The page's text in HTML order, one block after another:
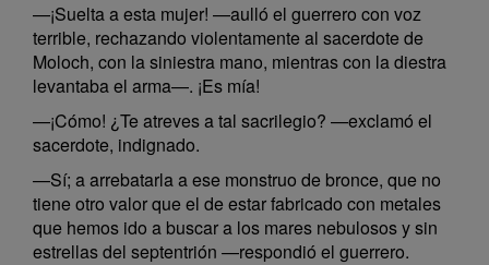
—¡Suelta a esta mujer! —aulló el guerrero con voz
terrible, rechazando violentamente al sacerdote de
Moloch, con la siniestra mano, mientras con la diestra
levantaba el arma—. ¡Es mía!
—¡Cómo! ¿Te atreves a tal sacrilegio? —exclamó el
sacerdote, indignado.
—Sí; a arrebatarla a ese monstruo de bronce, que no
tiene otro valor que el de estar fabricado con metales
que hemos ido a buscar a los mares nebulosos y sin
estrellas del septentrión —respondió el guerrero.